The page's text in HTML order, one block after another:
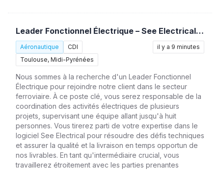
Leader Fonctionnel Électrique – See Electrical / Ferroviaire (H/F)
Aéronautique
CDI
Toulouse, Midi-Pyrénées
il y a 9 minutes
Nous sommes à la recherche d'un Leader Fonctionnel
Électrique pour rejoindre notre client dans le secteur
ferroviaire. À ce poste clé, vous serez responsable de la
coordination des activités électriques de plusieurs
projets, supervisant une équipe allant jusqu'à huit
personnes. Vous tirerez parti de votre expertise dans le
logiciel See Electrical pour résoudre des défis techniques
et assurer la qualité et la livraison en temps opportun de
nos livrables. En tant qu'intermédiaire crucial, vous
travaillerez étroitement avec les parties prenantes